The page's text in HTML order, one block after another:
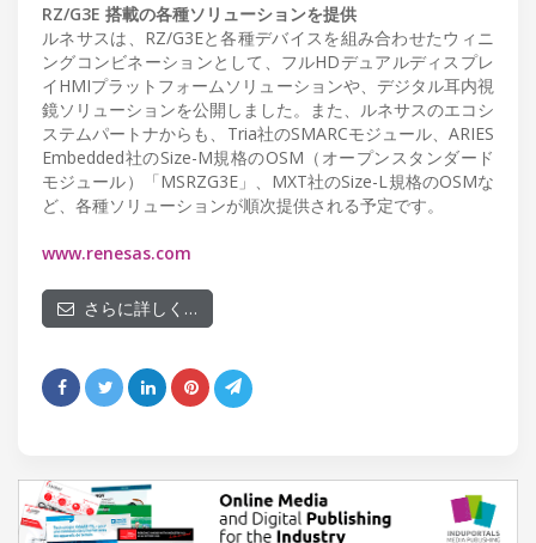
RZ/G3E 搭載の各種ソリューションを提供
ルネサスは、RZ/G3Eと各種デバイスを組み合わせたウィニ
ングコンビネーションとして、フルHDデュアルディスプレ
イHMIプラットフォームソリューションや、デジタル耳内視
鏡ソリューションを公開しました。また、ルネサスのエコシ
ステムパートナからも、Tria社のSMARCモジュール、ARIES
Embedded社のSize-M規格のOSM（オープンスタンダード
モジュール）「MSRZG3E」、MXT社のSize-L規格のOSMな
ど、各種ソリューションが順次提供される予定です。
www.renesas.com
さらに詳しく…